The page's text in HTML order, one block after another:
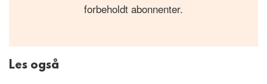
forbeholdt abonnenter.
Les også